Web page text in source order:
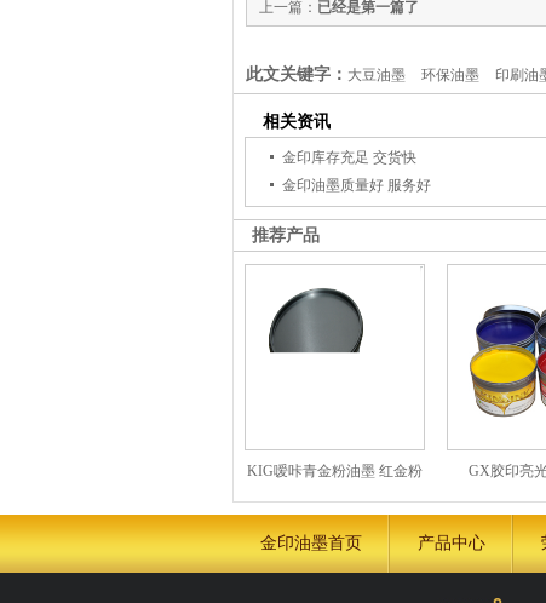
上一篇： 已经是第一篇了
此文关键字： 大豆油墨 环保油墨 印刷油
相关资讯
金印库存充足 交货快
金印油墨质量好 服务好
推荐产品
KIG嗳咔青金粉油墨 红金粉
GX胶印亮
金印油墨首页 产品中心